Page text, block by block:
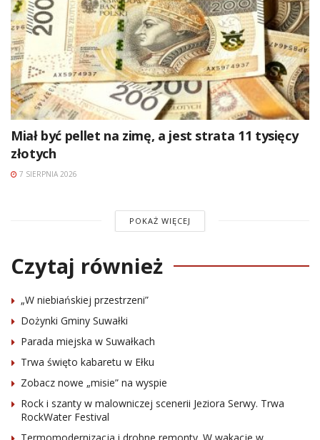
Miał być pellet na zimę, a jest strata 11 tysięcy
złotych
7 SIERPNIA 2026
POKAŻ WIĘCEJ
Czytaj również
„W niebiańskiej przestrzeni”
Dożynki Gminy Suwałki
Parada miejska w Suwałkach
Trwa święto kabaretu w Ełku
Zobacz nowe „misie” na wyspie
Rock i szanty w malowniczej scenerii Jeziora Serwy. Trwa
RockWater Festival